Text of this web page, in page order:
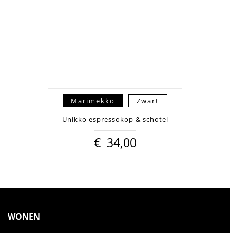
Marimekko Zwart
Unikko espressokop & schotel
€ 34,00
WONEN